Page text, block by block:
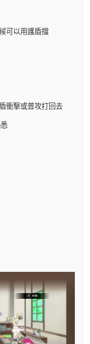
可以用護盾擋
衝擊或普攻打回去